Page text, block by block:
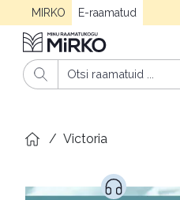
MIRKO E-raamatud
/ Victoria